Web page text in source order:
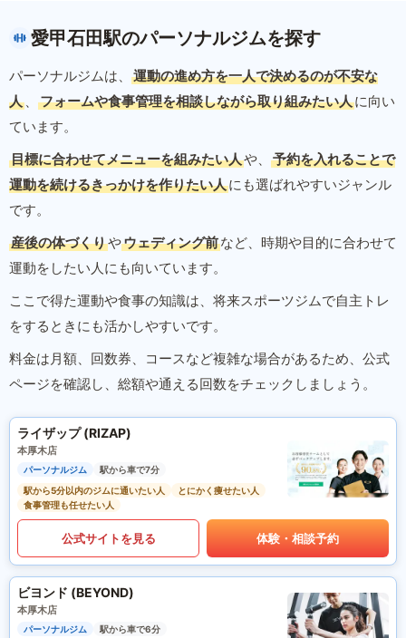
愛甲石田駅のパーソナルジムを探す
パーソナルジムは、
運動の進め方を一人で決めるのが不安な
人 、 フォームや食事管理を相談しながら取り組みたい人に向い
ています。
目標に合わせてメニューを組みたい人や、
予約を入れることで
運動を続けるきっかけを作りたい人にも選ばれやすいジャンル
です。
産後の体づくりやウェディング前など、時期や目的に合わせて
運動をしたい人にも向いています。
ここで得た運動や食事の知識は、将来スポーツジムで自主トレ
をするときにも活かしやすいです。
料金は月額、回数券、コースなど複雑な場合があるため、公式
ページを確認し、総額や通える回数をチェックしましょう。
ライザップ (RIZAP)
本厚木店
パーソナルジム
駅から車で7分
駅から5分以内のジムに通いたい人
とにかく痩せたい人
食事管理も任せたい人
公式サイトを見る 体験・相談予約
ビヨンド (BEYOND)
本厚木店
パーソナルジム
駅から車で6分